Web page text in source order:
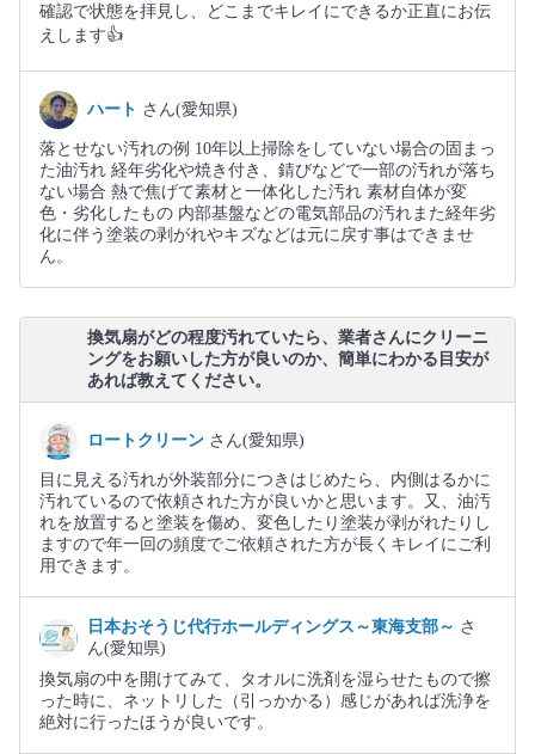
確認で状態を拝見し、どこまでキレイにできるか正直にお伝
えします👍
ハート さん(愛知県)
落とせない汚れの例 10年以上掃除をしていない場合の固まっ
た油汚れ 経年劣化や焼き付き、錆びなどで一部の汚れが落ち
ない場合 熱で焦げて素材と一体化した汚れ 素材自体が変
色・劣化したもの 内部基盤などの電気部品の汚れ また経年劣
化に伴う塗装の剥がれやキズなどは元に戻す事はできませ
ん。
換気扇がどの程度汚れていたら、業者さんにクリーニ
ングをお願いした方が良いのか、簡単にわかる目安が
あれば教えてください。
ロートクリーン さん(愛知県)
目に見える汚れが外装部分につきはじめたら、内側はるかに
汚れているので依頼された方が良いかと思います。又、油汚
れを放置すると塗装を傷め、変色したり塗装が剥がれたりし
ますので年一回の頻度でご依頼された方が長くキレイにご利
用できます。
日本おそうじ代行ホールディングス～東海支部～ さ
ん(愛知県)
換気扇の中を開けてみて、タオルに洗剤を湿らせたもので擦
った時に、ネットリした（引っかかる）感じがあれば洗浄を
絶対に行ったほうが良いです。